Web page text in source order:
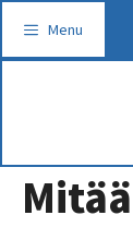
sisältöön
Menu